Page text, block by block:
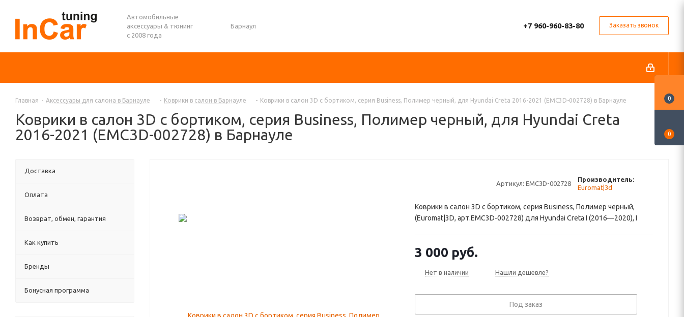
Автомобильные
аксессуары & тюнинг
с 2008 года
Барнаул +7 960-960-83-80 Заказать звонок
Главная - Аксессуары для салона в Барнауле - Коврики в салон в Барнауле - Коврики в салон 3D с бортиком, серия Business, Полимер черный, для Hyundai Creta 2016-2021 (EMC3D-002728) в Барнауле
Коврики в салон 3D с бортиком, серия Business, Полимер черный, для Hyundai Creta
2016-2021 (EMC3D-002728) в Барнауле
Артикул: EMC3D-002728
Производитель:
Euromat|3d
Коврики в салон 3D с бортиком, серия Business, Полимер черный,
(Euromat|3D, арт.EMC3D-002728) для Hyundai Creta I (2016—2020), I
3 000 руб.
Нет в наличии Нашли дешевле?
Под заказ
Доставка
Оплата
Возврат, обмен, гарантия
Как купить
Бренды
Бонусная программа
0
0